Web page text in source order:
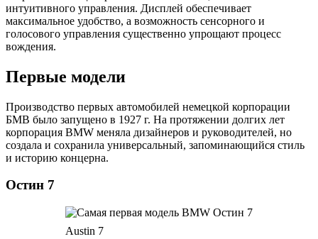
интуитивного управления. Дисплей обеспечивает
максимальное удобство, а возможность сенсорного и
голосового управления существенно упрощают процесс
вождения.
Первые модели
Производство первых автомобилей немецкой корпорации
БМВ было запущено в 1927 г. На протяжении долгих лет
корпорация BMW меняла дизайнеров и руководителей, но
создала и сохранила универсальный, запоминающийся стиль
и историю концерна.
Остин 7
Austin 7